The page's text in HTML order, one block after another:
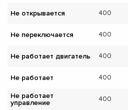
Не открывается 400
Не переключается 400
Не работает двигатель 400
Не работает 400
Не работает
управление
400